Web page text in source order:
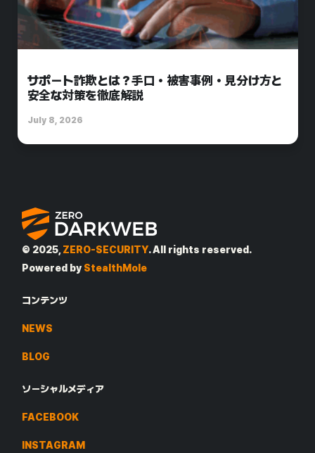
サポート詐欺とは？手口・被害事例・見分け方と
安全な対策を徹底解説
July 8, 2026
© 2025, ZERO-SECURITY. All rights reserved.
Powered by StealthMole
コンテンツ
NEWS
BLOG
ソーシャルメディア
FACEBOOK
INSTAGRAM